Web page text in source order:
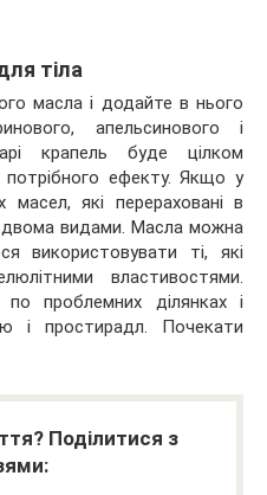
тіла
масла і додайте в нього
апельсинового і
крапель буде цілком
ефекту. Якщо у
масел, які перераховані в
видами. Масла можна
використовувати ті, які
властивостями.
проблемних ділянках і
і простирадл. Почекати
Поділитися з